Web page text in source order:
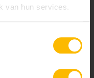
van hun services.